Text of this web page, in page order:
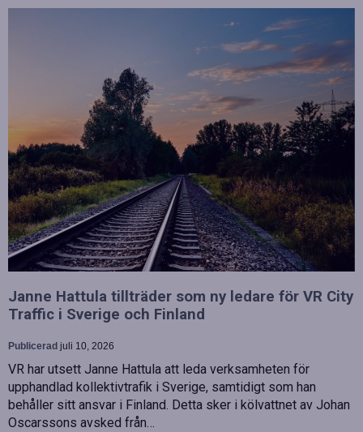
Janne Hattula tillträder som ny ledare för VR City
Traffic i Sverige och Finland
Publicerad juli 10, 2026
VR har utsett Janne Hattula att leda verksamheten för
upphandlad kollektivtrafik i Sverige, samtidigt som han
behåller sitt ansvar i Finland. Detta sker i kölvattnet av Johan
Oscarssons avsked från…